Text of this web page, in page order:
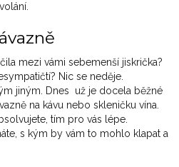
mezi vámi sebemenší jiskrička?
Nic se neděje.
jiným. Dnes už je docela běžné
na kávu nebo skleničku vína.
tím pro vás lépe.
s kým by vám to mohlo klapat a